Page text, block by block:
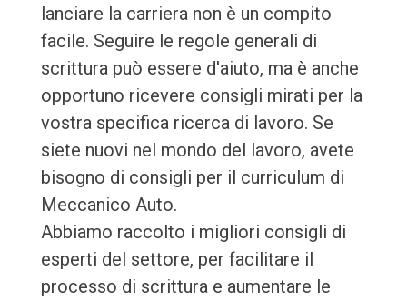
lanciare la carriera non è un compito
facile. Seguire le regole generali di
scrittura può essere d'aiuto, ma è anche
opportuno ricevere consigli mirati per la
vostra specifica ricerca di lavoro. Se
siete nuovi nel mondo del lavoro, avete
bisogno di consigli per il curriculum di
Meccanico Auto.
Abbiamo raccolto i migliori consigli di
esperti del settore, per facilitare il
processo di scrittura e aumentare le